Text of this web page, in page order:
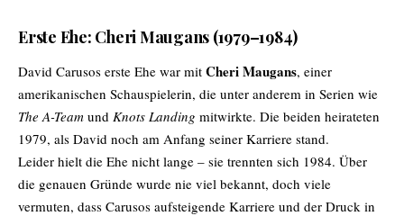
Erste Ehe: Cheri Maugans (1979–1984)
David Carusos erste Ehe war mit Cheri Maugans, einer
amerikanischen Schauspielerin, die unter anderem in Serien wie
The A-Team und Knots Landing mitwirkte. Die beiden heirateten
1979, als David noch am Anfang seiner Karriere stand.
Leider hielt die Ehe nicht lange – sie trennten sich 1984. Über
die genauen Gründe wurde nie viel bekannt, doch viele
vermuten, dass Carusos aufsteigende Karriere und der Druck in